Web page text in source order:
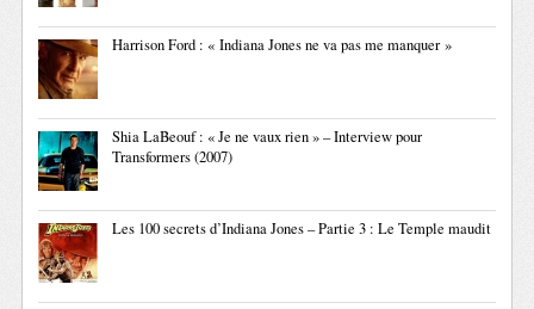
Harrison Ford : « Indiana Jones ne va pas me manquer »
Shia LaBeouf : « Je ne vaux rien » – Interview pour
Transformers (2007)
Les 100 secrets d’Indiana Jones – Partie 3 : Le Temple maudit